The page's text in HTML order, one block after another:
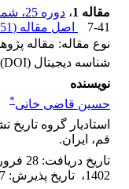
مقاله 1
، دوره 25، شماره 3 - شماره پیاپی 99
7-41
اصل مقاله (M
نوع مقاله: مقاله
شناسه دیجیتال (DOI):
نویسنده
حسین قاضی خانی*
استادیار گروه
قم، ایران.
تاریخ دریافت: 28 فروردین 1402
1402، تاریخ پذیرش:
27